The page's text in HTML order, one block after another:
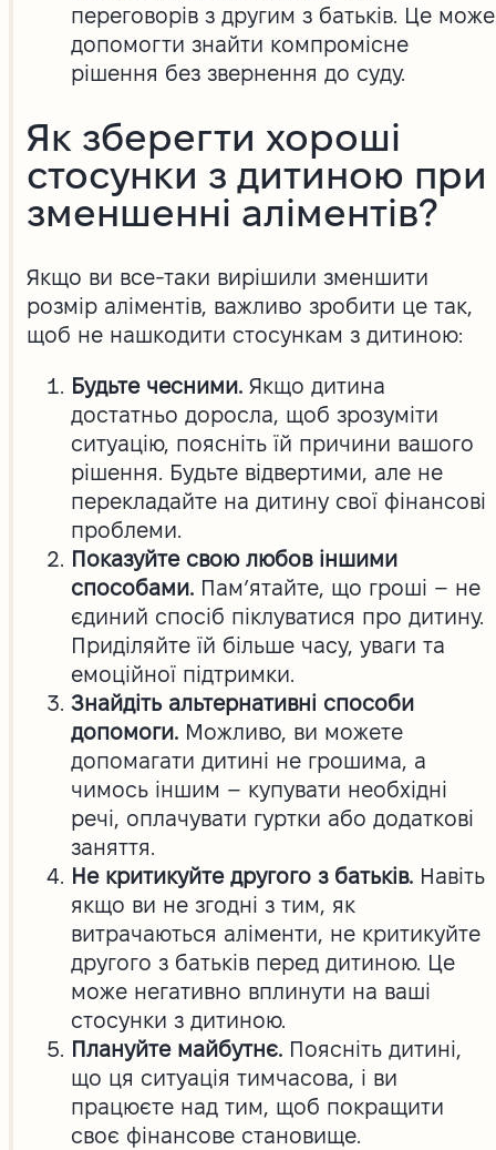
переговорів з другим з батьків. Це може
допомогти знайти компромісне
рішення без звернення до суду.
Як зберегти хороші
стосунки з дитиною при
зменшенні аліментів?
Якщо ви все-таки вирішили зменшити
розмір аліментів, важливо зробити це так,
щоб не нашкодити стосункам з дитиною:
Будьте чесними.Якщо дитина
достатньо доросла, щоб зрозуміти
ситуацію, поясніть їй причини вашого
рішення. Будьте відвертими, але не
перекладайте на дитину свої фінансові
проблеми.
Показуйте свою любов іншими
способами.Пам’ятайте, що гроші – не
єдиний спосіб піклуватися про дитину.
Приділяйте їй більше часу, уваги та
емоційної підтримки.
Знайдіть альтернативні способи
допомоги.Можливо, ви можете
допомагати дитині не грошима, а
чимось іншим – купувати необхідні
речі, оплачувати гуртки або додаткові
заняття.
Не критикуйте другого з батьків.Навіть
якщо ви не згодні з тим, як
витрачаються аліменти, не критикуйте
другого з батьків перед дитиною. Це
може негативно вплинути на ваші
стосунки з дитиною.
Плануйте майбутнє.Поясніть дитині,
що ця ситуація тимчасова, і ви
працюєте над тим, щоб покращити
своє фінансове становище.